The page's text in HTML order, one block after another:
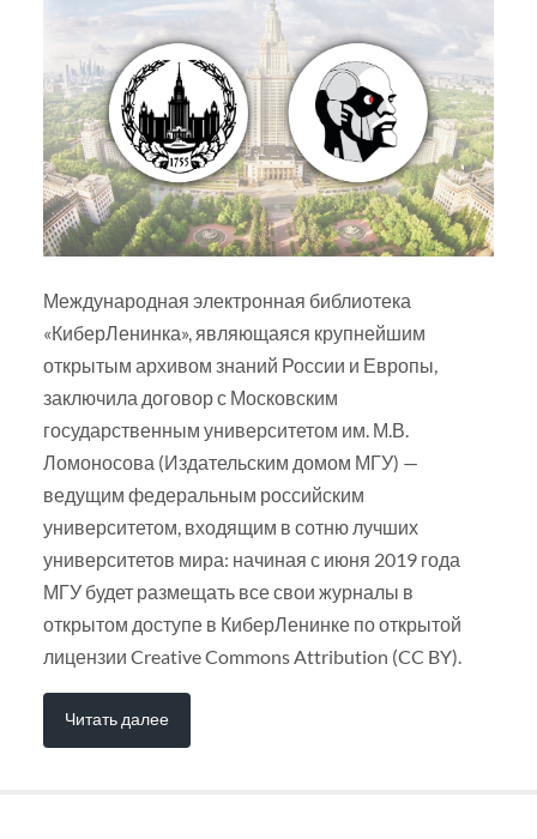
Международная электронная библиотека
«КиберЛенинка», являющаяся крупнейшим
открытым архивом знаний России и Европы,
заключила договор с Московским
государственным университетом им. М.В.
Ломоносова (Издательским домом МГУ) —
ведущим федеральным российским
университетом, входящим в сотню лучших
университетов мира: начиная с июня 2019 года
МГУ будет размещать все свои журналы в
открытом доступе в КиберЛенинке по открытой
лицензии Creative Commons Attribution (CC BY).
Читать далее